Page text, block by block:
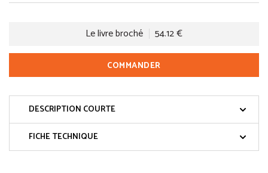
Le livre broché 54.12 €
COMMANDER
DESCRIPTION COURTE
FICHE TECHNIQUE